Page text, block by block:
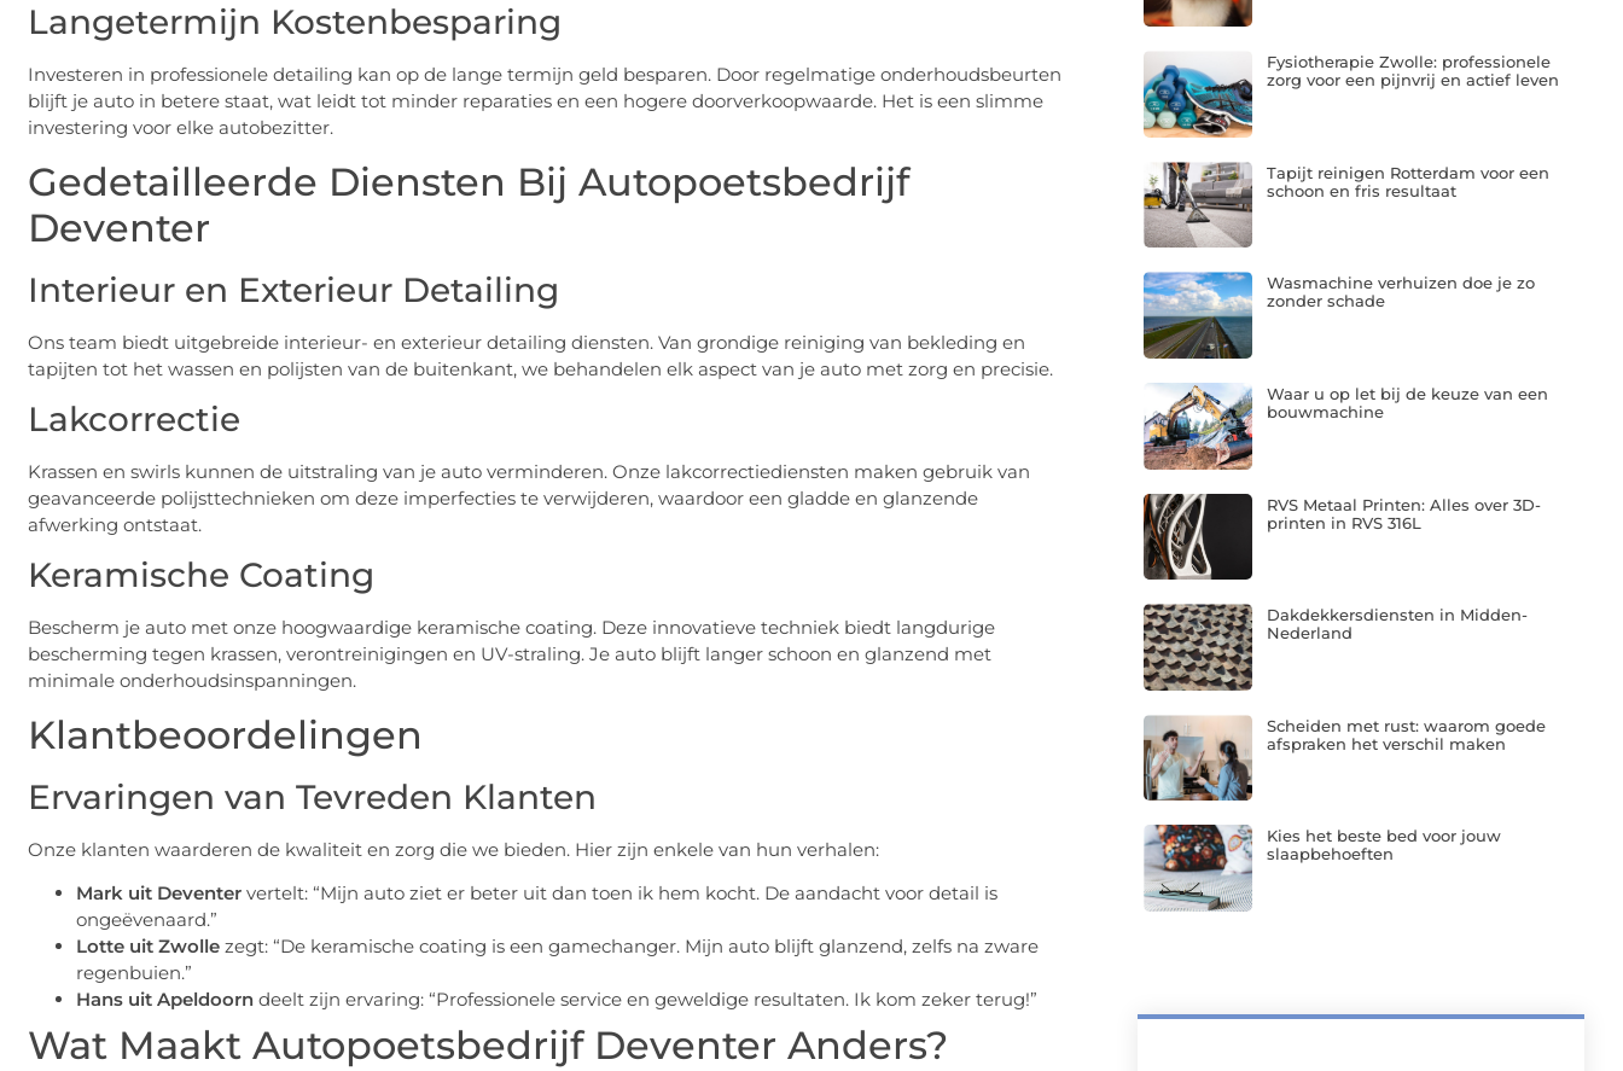
Langetermijn Kostenbesparing
Investeren in professionele detailing kan op de lange termijn geld besparen. Door regelmatige onderhoudsbeurten
blijft je auto in betere staat, wat leidt tot minder reparaties en een hogere doorverkoopwaarde. Het is een slimme
investering voor elke autobezitter.
Gedetailleerde Diensten Bij Autopoetsbedrijf
Deventer
Interieur en Exterieur Detailing
Ons team biedt uitgebreide interieur- en exterieur detailing diensten. Van grondige reiniging van bekleding en
tapijten tot het wassen en polijsten van de buitenkant, we behandelen elk aspect van je auto met zorg en precisie.
Lakcorrectie
Krassen en swirls kunnen de uitstraling van je auto verminderen. Onze lakcorrectiediensten maken gebruik van
geavanceerde polijsttechnieken om deze imperfecties te verwijderen, waardoor een gladde en glanzende
afwerking ontstaat.
Keramische Coating
Bescherm je auto met onze hoogwaardige keramische coating. Deze innovatieve techniek biedt langdurige
bescherming tegen krassen, verontreinigingen en UV-straling. Je auto blijft langer schoon en glanzend met
minimale onderhoudsinspanningen.
Klantbeoordelingen
Ervaringen van Tevreden Klanten
Onze klanten waarderen de kwaliteit en zorg die we bieden. Hier zijn enkele van hun verhalen:
Mark uit Deventer vertelt: “Mijn auto ziet er beter uit dan toen ik hem kocht. De aandacht voor detail is
ongeëvenaard.”
Lotte uit Zwolle zegt: “De keramische coating is een gamechanger. Mijn auto blijft glanzend, zelfs na zware
regenbuien.”
Hans uit Apeldoorn deelt zijn ervaring: “Professionele service en geweldige resultaten. Ik kom zeker terug!”
Wat Maakt Autopoetsbedrijf Deventer Anders?
Fysiotherapie Zwolle: professionele
zorg voor een pijnvrij en actief leven
Tapijt reinigen Rotterdam voor een
schoon en fris resultaat
Wasmachine verhuizen doe je zo
zonder schade
Waar u op let bij de keuze van een
bouwmachine
RVS Metaal Printen: Alles over 3D-
printen in RVS 316L
Dakdekkersdiensten in Midden-
Nederland
Scheiden met rust: waarom goede
afspraken het verschil maken
Kies het beste bed voor jouw
slaapbehoeften